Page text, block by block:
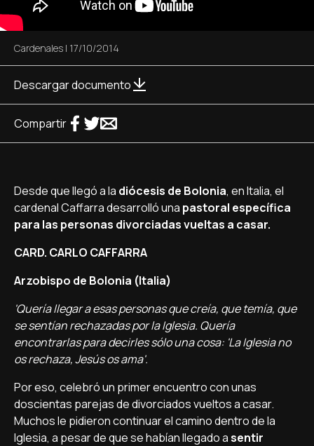
Cardenales | 17/10/2014
Descargar documento
Compartir
Desde que llegó a la diócesis de Bolonia, en Italia, el
cardenal Caffarra desarrolló una pastoral especí­fica
para las personas divorciadas vueltas a casar.
CARD. CARLO CAFFARRA
Arzobispo de Bolonia (Italia)
'Querí­a llegar a esas personas que creí­a, que temí­a, que
se sentí­an rechazadas por la Iglesia. Querí­a
encontrarlas para decirles sólo una cosa: 'La Iglesia no
os rechaza, Jesús os ama'.
Por eso, celebró un primer encuentro con unas
doscientas parejas de divorciados vueltos a casar.
Muchos le pidieron continuar el camino dentro de la
Iglesia, a pesar de que se habí­an llegado asentir